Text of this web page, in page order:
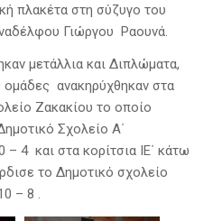
πλακέτα στη σύζυγο του
Γιώργου Ραουνά.
μετάλλια και Διπλώματα,
ομάδες ανακηρύχθηκαν στα
Ζακακίου το οποίο
Σχολείο Α΄
4 και στα κορίτσια ΙΕ΄ κάτω
το Δημοτικό σχολείο
– 8 .